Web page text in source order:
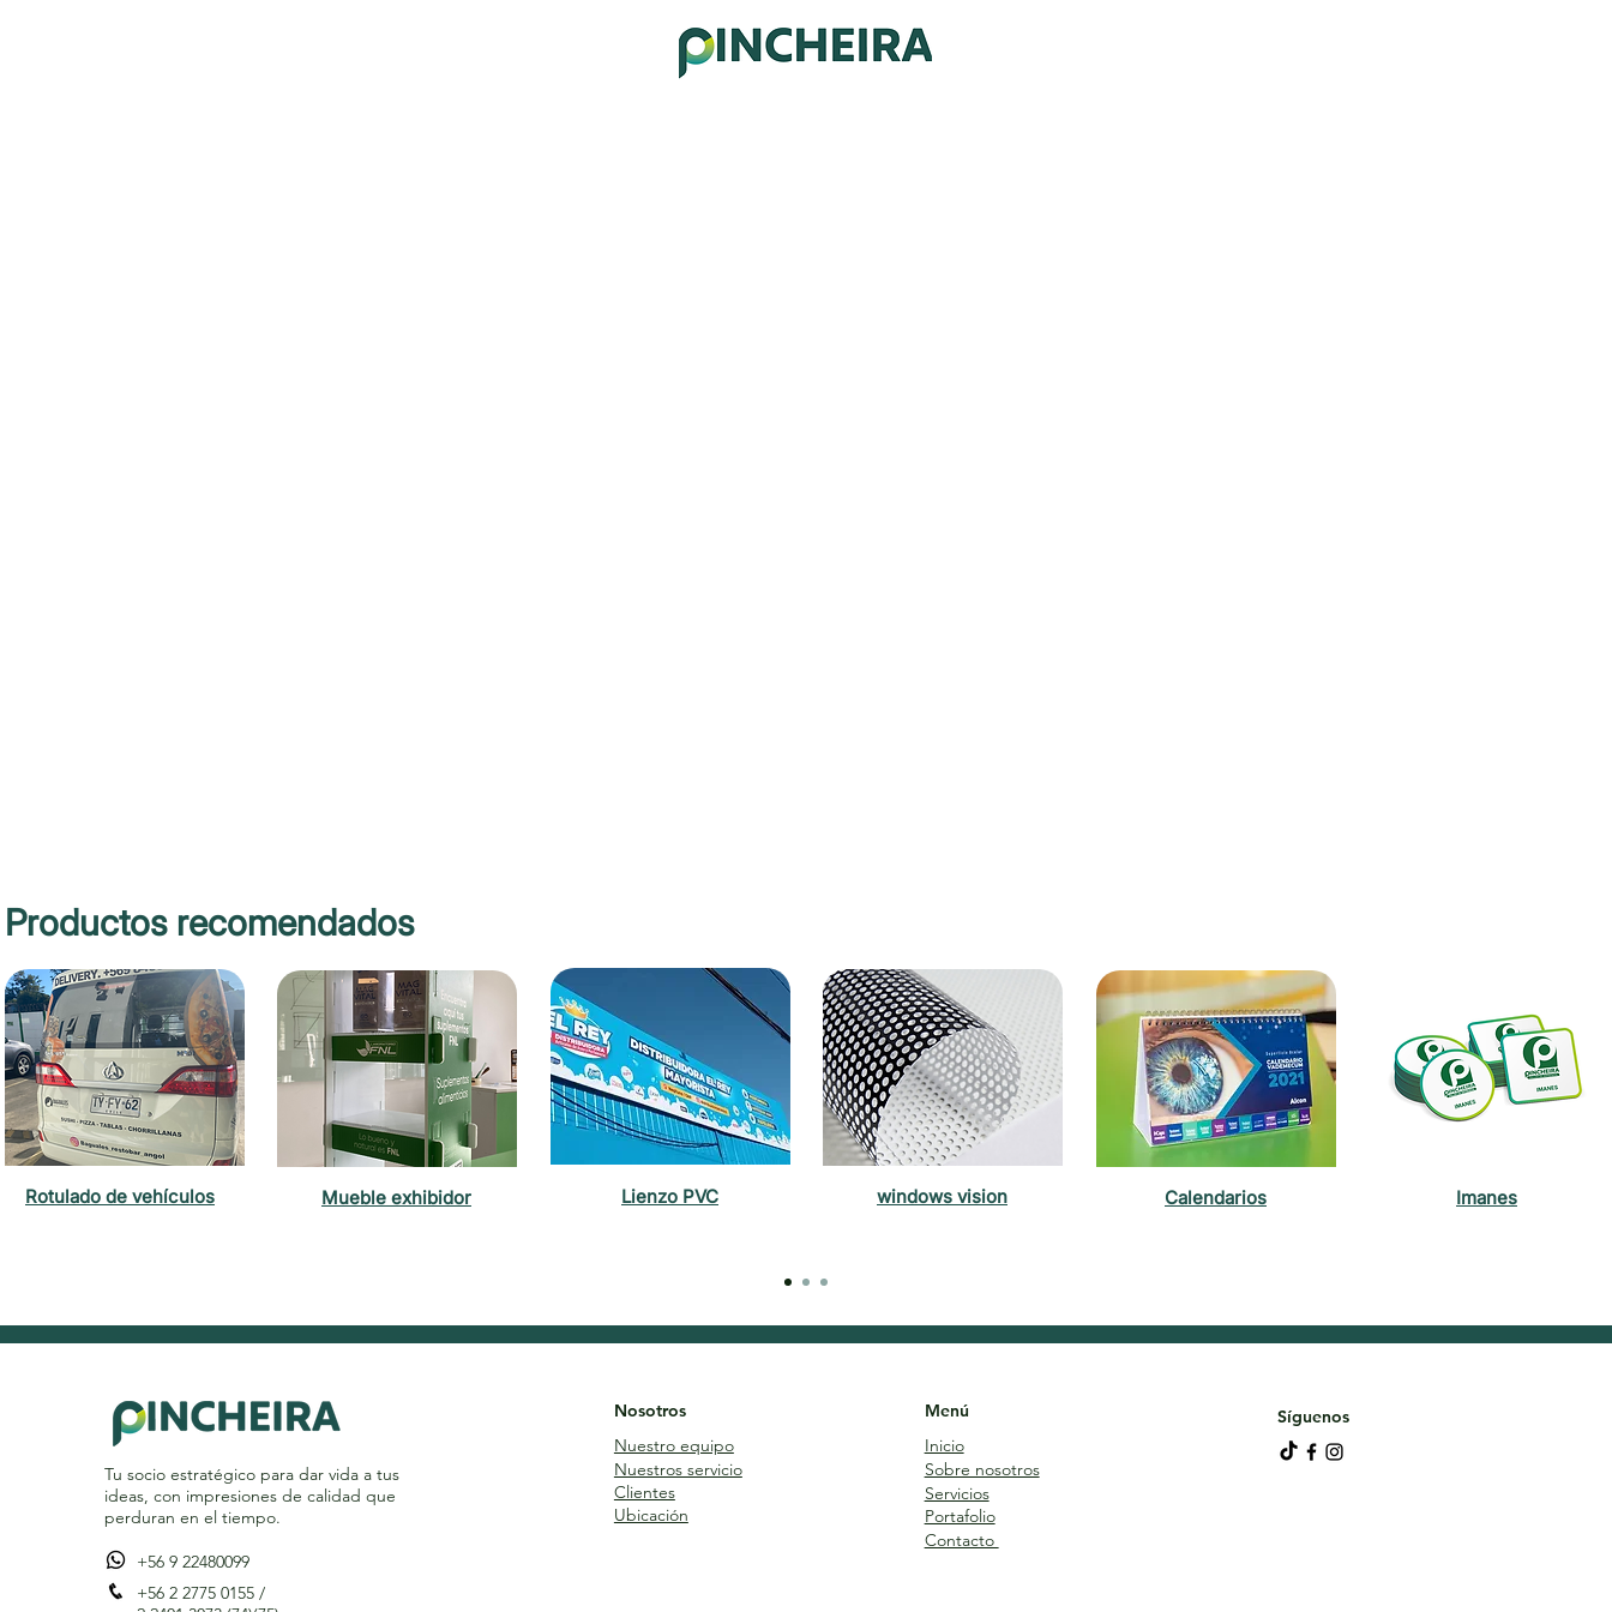
Rotulado de vehículos Mueble exhibidor Lienzo PVC windows vision Calendarios Imanes
Productos recomendados
Tu socio estratégico para dar vida a tus
ideas, con impresiones de calidad que
perduran en el tiempo.
+56 9 22480099
+56 2 2775 0155 /
Nosotros
Nuestro equipo
Nuestros servicio
Clientes
Ubicación
Menú
Inicio
Sobre nosotros
Servicios
Portafolio
Contacto
Síguenos